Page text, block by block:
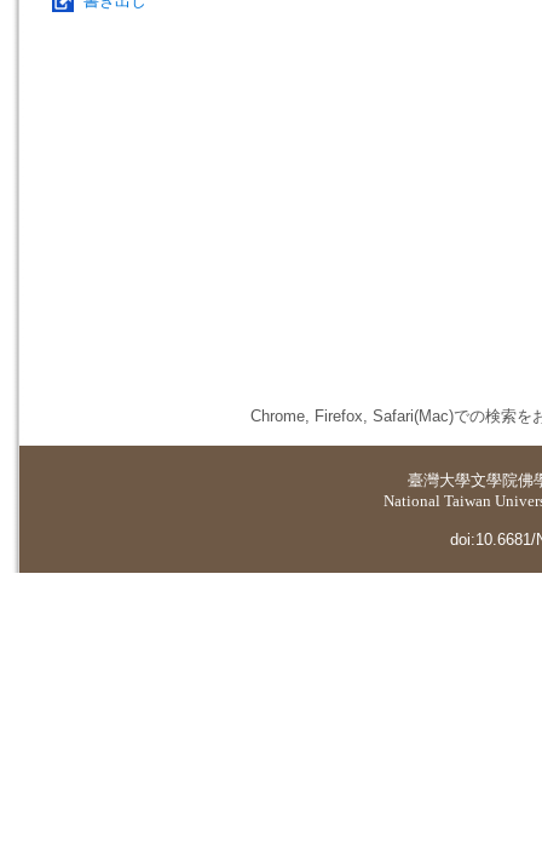
Chrome, Firefox, Safari(Mac)での検索を
臺灣大學文學院佛
National Taiwan
doi:10.6681/